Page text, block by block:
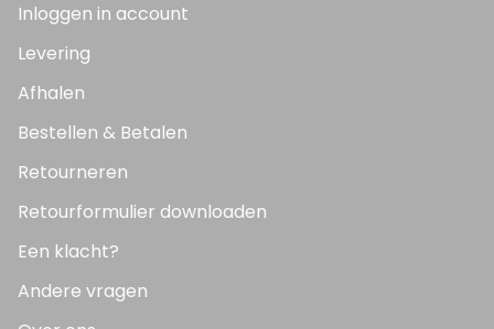
Inloggen in account
Levering
Afhalen
Bestellen & Betalen
Retourneren
Retourformulier downloaden
Een klacht?
Andere vragen